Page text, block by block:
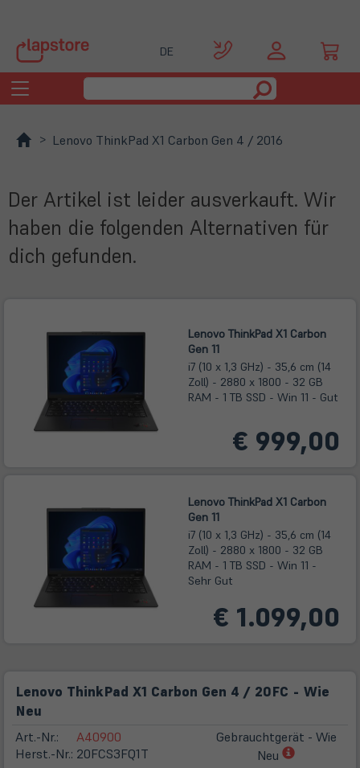
DE
Toggle
navigation
Lenovo ThinkPad X1 Carbon Gen 4 / 2016
Der Artikel ist leider ausverkauft. Wir
haben die folgenden Alternativen für
dich gefunden.
Lenovo ThinkPad X1 Carbon
Gen 11
i7 (10 x 1,3 GHz) - 35,6 cm (14
Zoll) - 2880 x 1800 - 32 GB
RAM - 1 TB SSD - Win 11 - Gut
€ 999,00
Lenovo ThinkPad X1 Carbon
Gen 11
i7 (10 x 1,3 GHz) - 35,6 cm (14
Zoll) - 2880 x 1800 - 32 GB
RAM - 1 TB SSD - Win 11 -
Sehr Gut
€ 1.099,00
Lenovo ThinkPad X1 Carbon Gen 4 / 20FC - Wie
Neu
Art.-Nr.:
Herst.-Nr.:
A40900
20FCS3FQ1T
Gebrauchtgerät - Wie
Neu
(öffnet